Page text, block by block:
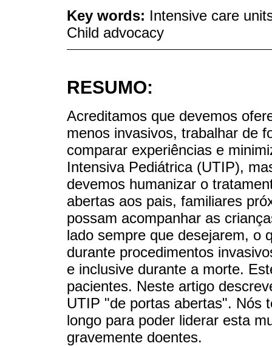
Key words: Intensive care
Child advocacy
RESUMO:
Acreditamos que devemos
menos invasivos, trabalhar de
comparar experiências e
Intensiva Pediátrica (UTIP),
devemos humanizar o
abertas aos pais, familiares
possam acompanhar as
lado sempre que desejarem, o
durante procedimentos
e inclusive durante a morte.
pacientes. Neste artigo
UTIP "de portas abertas". Nós
longo para poder liderar esta
gravemente doentes.